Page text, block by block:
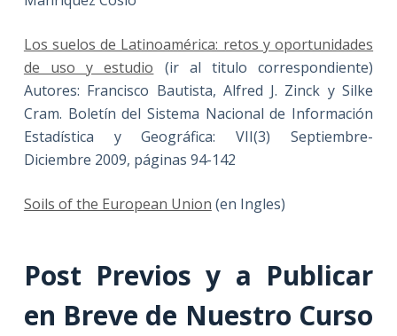
Los suelos de Latinoamérica: retos y oportunidades
de uso y estudio (ir al titulo correspondiente)
Autores: Francisco Bautista, Alfred J. Zinck y Silke
Cram. Boletín del Sistema Nacional de Información
Estadística y Geográfica: VII(3) Septiembre-
Diciembre 2009, páginas 94-142
Soils of the European Union (en Ingles)
Post Previos y a Publicar
en Breve de Nuestro Curso